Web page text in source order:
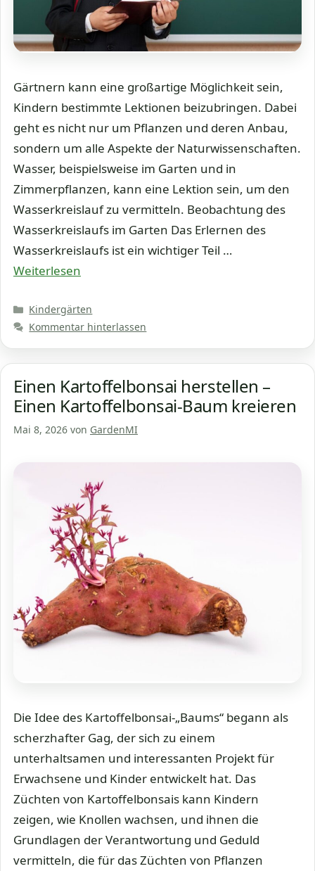
Gärtnern kann eine großartige Möglichkeit sein,
Kindern bestimmte Lektionen beizubringen. Dabei
geht es nicht nur um Pflanzen und deren Anbau,
sondern um alle Aspekte der Naturwissenschaften.
Wasser, beispielsweise im Garten und in
Zimmerpflanzen, kann eine Lektion sein, um den
Wasserkreislauf zu vermitteln. Beobachtung des
Wasserkreislaufs im Garten Das Erlernen des
Wasserkreislaufs ist ein wichtiger Teil …
Weiterlesen
Kategorien
Kindergärten
Kommentar hinterlassen
Einen Kartoffelbonsai herstellen –
Einen Kartoffelbonsai-Baum kreieren
Mai 8, 2026 von GardenMI
Die Idee des Kartoffelbonsai-„Baums“ begann als
scherzhafter Gag, der sich zu einem
unterhaltsamen und interessanten Projekt für
Erwachsene und Kinder entwickelt hat. Das
Züchten von Kartoffelbonsais kann Kindern
zeigen, wie Knollen wachsen, und ihnen die
Grundlagen der Verantwortung und Geduld
vermitteln, die für das Züchten von Pflanzen